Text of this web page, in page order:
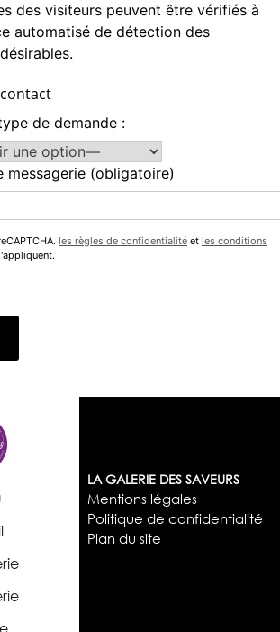
des visiteurs peuvent être vérifiés à
automatisé de détection des
de demande :
messagerie (obligatoire)
les règles de confidentialité et les conditions
LA GALERIE DES SAVEURS
Mentions légales
Politique de confidentialité
Plan du site